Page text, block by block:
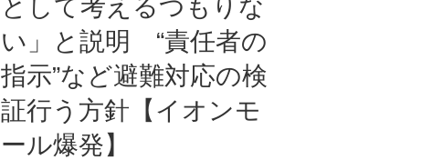
として考えるつもりな
い」と説明 “責任者の
指示”など避難対応の検
証行う方針【イオンモ
ール爆発】